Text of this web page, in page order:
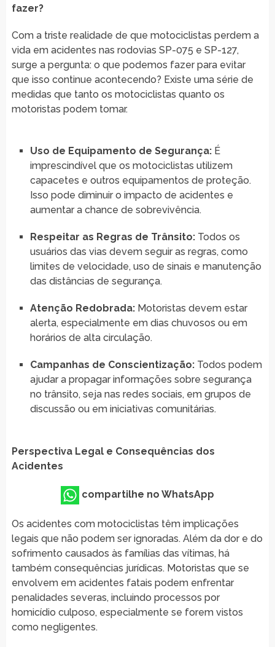
fazer?
Com a triste realidade de que motociclistas perdem a
vida em acidentes nas rodovias SP-075 e SP-127,
surge a pergunta: o que podemos fazer para evitar
que isso continue acontecendo? Existe uma série de
medidas que tanto os motociclistas quanto os
motoristas podem tomar.
Uso de Equipamento de Segurança:É
imprescindível que os motociclistas utilizem
capacetes e outros equipamentos de proteção.
Isso pode diminuir o impacto de acidentes e
aumentar a chance de sobrevivência.
Respeitar as Regras de Trânsito:Todos os
usuários das vias devem seguir as regras, como
limites de velocidade, uso de sinais e manutenção
das distâncias de segurança.
Atenção Redobrada:Motoristas devem estar
alerta, especialmente em dias chuvosos ou em
horários de alta circulação.
Campanhas de Conscientização:Todos podem
ajudar a propagar informações sobre segurança
no trânsito, seja nas redes sociais, em grupos de
discussão ou em iniciativas comunitárias.
Perspectiva Legal e Consequências dos
Acidentes
compartilhe no WhatsApp
Os acidentes com motociclistas têm implicações
legais que não podem ser ignoradas. Além da dor e do
sofrimento causados às famílias das vítimas, há
também consequências jurídicas. Motoristas que se
envolvem em acidentes fatais podem enfrentar
penalidades severas, incluindo processos por
homicídio culposo, especialmente se forem vistos
como negligentes.